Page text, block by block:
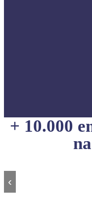
+ 10.000
‹